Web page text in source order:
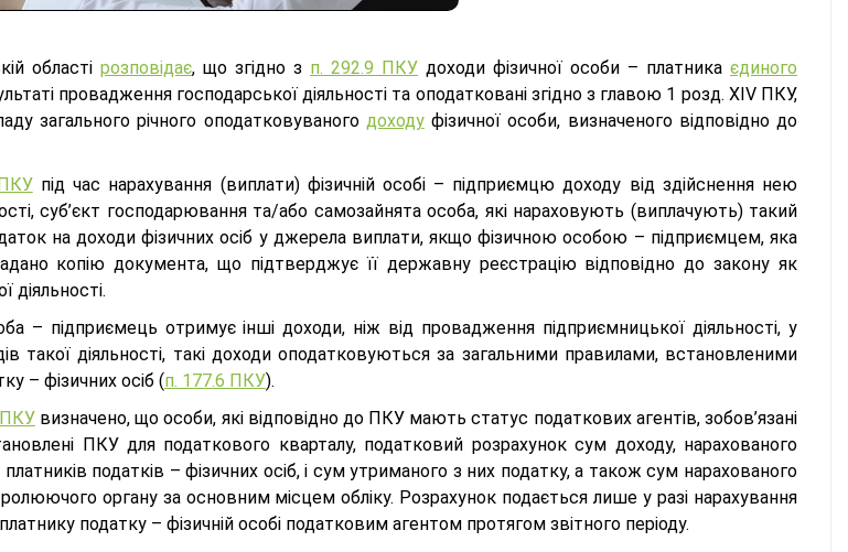
області розповідає, що згідно з п. 292.9 ПКУ доходи фізичної особи – платника єдиного
провадження господарської діяльності та оподатковані згідно з главою 1 розд. XIV ПКУ,
загального річного оподатковуваного доходуфізичної особи, визначеного відповідно до
під час нарахування (виплати) фізичній особі – підприємцю доходу від здійснення нею
суб’єкт господарювання та/або самозайнята особа, які нараховують (виплачують) такий
на доходи фізичних осіб у джерела виплати, якщо фізичною особою – підприємцем, яка
копію документа, що підтверджує її державну реєстрацію відповідно до закону як
діяльності.
– підприємець отримує інші доходи, ніж від провадження підприємницької діяльності, у
такої діяльності, такі доходи оподатковуються за загальними правилами, встановленими
– фізичних осіб (п. 177.6 ПКУ).
ПКУвизначено, що особи, які відповідно до ПКУ мають статус податкових агентів, зобов’язані
ПКУ для податкового кварталу, податковий розрахунок сум доходу, нарахованого
податків – фізичних осіб, і сум утриманого з них податку, а також сум нарахованого
органу за основним місцем обліку. Розрахунок подається лише у разі нарахування
податку – фізичній особі податковим агентом протягом звітного періоду.